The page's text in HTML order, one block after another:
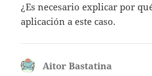
¿Es necesario explicar por
aplicación a este caso.
Aitor Bastatina